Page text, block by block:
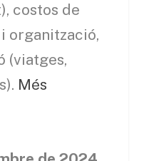
costos de
organització,
(viatges,
Més